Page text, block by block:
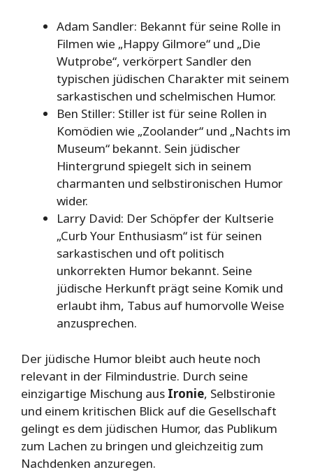
Adam Sandler: Bekannt für seine Rolle in
Filmen wie „Happy Gilmore“ und „Die
Wutprobe“, verkörpert Sandler den
typischen jüdischen Charakter mit seinem
sarkastischen und schelmischen Humor.
Ben Stiller: Stiller ist für seine Rollen in
Komödien wie „Zoolander“ und „Nachts im
Museum“ bekannt. Sein jüdischer
Hintergrund spiegelt sich in seinem
charmanten und selbstironischen Humor
wider.
Larry David: Der Schöpfer der Kultserie
„Curb Your Enthusiasm“ ist für seinen
sarkastischen und oft politisch
unkorrekten Humor bekannt. Seine
jüdische Herkunft prägt seine Komik und
erlaubt ihm, Tabus auf humorvolle Weise
anzusprechen.
Der jüdische Humor bleibt auch heute noch
relevant in der Filmindustrie. Durch seine
einzigartige Mischung aus Ironie, Selbstironie
und einem kritischen Blick auf die Gesellschaft
gelingt es dem jüdischen Humor, das Publikum
zum Lachen zu bringen und gleichzeitig zum
Nachdenken anzuregen.